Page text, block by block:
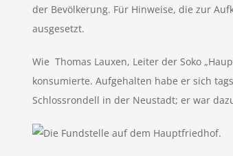
der Bevölkerung. Für Hinweise, die zur
ausgesetzt.
Wie Thomas Lauxen, Leiter der Soko
konsumierte. Aufgehalten habe er sich
Schlossrondell in der Neustadt; er war